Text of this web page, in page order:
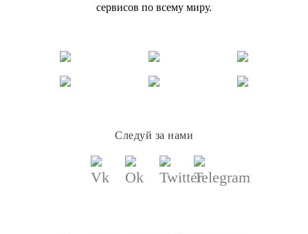
сервисов по всему миру.
Следуй за нами